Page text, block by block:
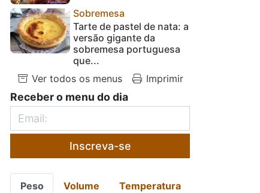
Sobremesa
Tarte de pastel de nata: a
versão gigante da
sobremesa portuguesa
que...
Ver todos os menus
Imprimir
Receber o menu do dia
Inscreva-se
Peso Volume Temperatura